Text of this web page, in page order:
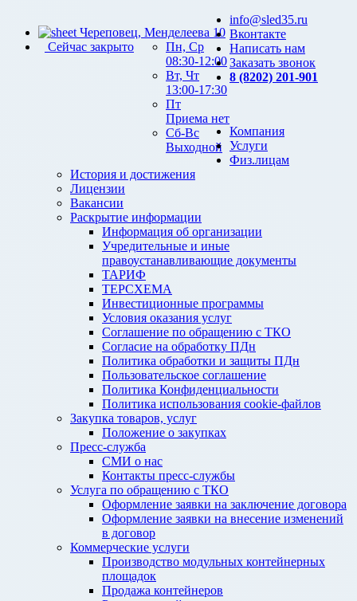
Череповец, Менделеева 10
Сейчас закрыто
Пн, Ср
08:30-12:00
Вт, Чт
13:00-17:30
Пт
Приема нет
Сб-Вс
Выходной
info@sled35.ru
Вконтакте
Написать нам
Заказать звонок
8 (8202) 201-901
Компания
История и достижения
Лицензии
Вакансии
Раскрытие информации
Информация об организации
Учредительные и иные
правоустанавливающие документы
ТАРИФ
ТЕРСХЕМА
Инвестиционные программы
Условия оказания услуг
Соглашение по обращению с ТКО
Согласие на обработку ПДн
Политика обработки и защиты ПДн
Пользовательское соглашение
Политика Конфиденциальности
Политика использования cookie-файлов
Закупка товаров, услуг
Положение о закупках
Пресс-служба
СМИ о нас
Контакты пресс-службы
Услуги
Услуга по обращению с ТКО
Оформление заявки на заключение договора
Оформление заявки на внесение изменений
в договор
Коммерческие услуги
Производство модульных контейнерных
площадок
Продажа контейнеров
Физ.лицам